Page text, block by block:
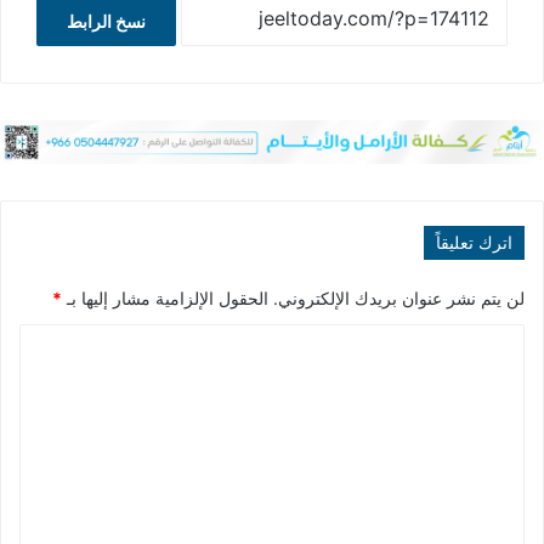
نسخ الرابط
اترك تعليقاً
لن يتم نشر عنوان بريدك الإلكتروني. الحقول الإلزامية مشار إليها بـ *